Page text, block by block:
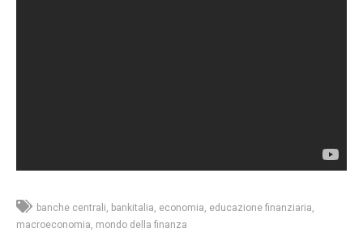
banche centrali bankitalia economia educazione finanziaria
macroeconomia mondo della finanza